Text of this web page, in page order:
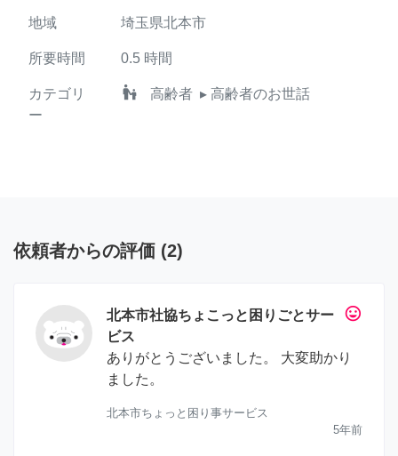
地域 埼玉県北本市
所要時間 0.5 時間
カテゴリ
ー
escalator_warning 高齢者 ▸ 高齢者のお世話
依頼者からの評価 (2)
tag_faces
北本市社協ちょこっと困りごとサー
ビス
ありがとうございました。 大変助かり
ました。
北本市ちょっと困り事サービス
5年前